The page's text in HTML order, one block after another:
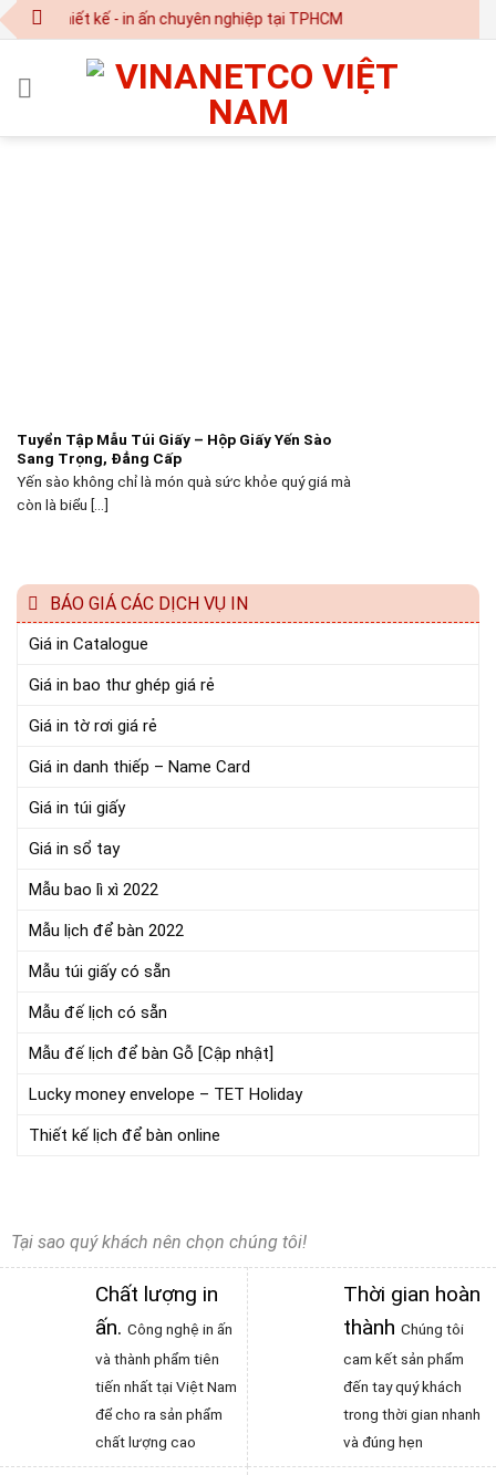
Skip
to
| Thiết kế - in ấn chuyên nghiệp tại TPHCM
Tuyển Tập Mẫu Túi Giấy – Hộp Giấy Yến Sào
Sang Trọng, Đẳng Cấp
Yến sào không chỉ là món quà sức khỏe quý giá mà
còn là biểu [...]
BÁO GIÁ CÁC DỊCH VỤ IN
Giá in Catalogue
Giá in bao thư ghép giá rẻ
Giá in tờ rơi giá rẻ
Giá in danh thiếp – Name Card
Giá in túi giấy
Giá in sổ tay
Mẫu bao lì xì 2022
Mẫu lịch để bàn 2022
Mẫu túi giấy có sẵn
Mẫu đế lịch có sẵn
Mẫu đế lịch để bàn Gỗ [Cập nhật]
Lucky money envelope – TET Holiday
Thiết kế lịch để bàn online
Tại sao quý khách nên chọn chúng tôi!
Chất lượng in
ấn. Công nghệ in ấn
và thành phẩm tiên
tiến nhất tại Việt Nam
để cho ra sản phẩm
chất lượng cao
Thời gian hoàn
thành Chúng tôi
cam kết sản phẩm
đến tay quý khách
trong thời gian nhanh
và đúng hẹn